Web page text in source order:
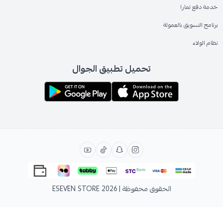
خدمة دفع تمارا
برنامج التسويق بالعمولة
نظام الولاء
تحميل تطبيق الجوال
الحقوق محفوظة | 2026 ESEVEN STORE